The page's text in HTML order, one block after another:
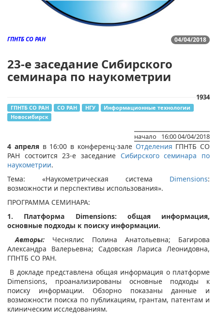
04/04/2018
ГПНТБ СО РАН
23-е заседание Сибирского
семинара по наукометрии
1934
ГПНТБ СО РАН СО РАН НГУ
Информационные технологии
Новосибирск
начало 16:00 04/04/2018
4 апреляв 16:00 в конференц-зале Отделения ГПНТБ СО
РАН состоится 23-е заседание Сибирского семинара по
наукометрии.
Тема: «Наукометрическая система Dimensions:
возможности и перспективы использования».
ПРОГРАММА СЕМИНАРА:
1.
Платформа Dimensions: общая информация,
основные подходы к поиску информации.
Авторы: Чеснялис Полина Анатольевна; Багирова
Александра Валерьевна; Садовская Лариса Леонидовна,
ГПНТБ СО РАН.
В докладе представлена общая информация о платформе
Dimensions, проанализированы основные подходы к
поиску информации. Обзорно показаны данные и
возможности поиска по публикациям, грантам, патентам и
клиническим исследованиям.